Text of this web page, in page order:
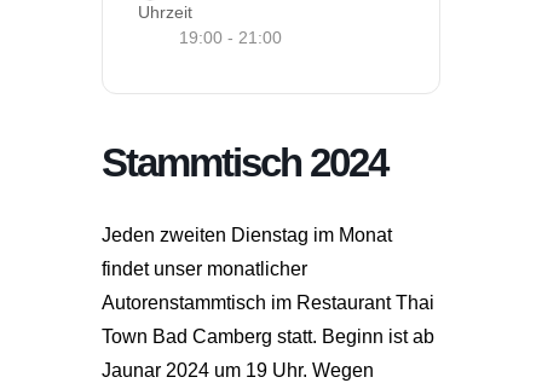
Uhrzeit
19:00 - 21:00
Stammtisch 2024
Jeden zweiten Dienstag im Monat
findet unser monatlicher
Autorenstammtisch im Restaurant Thai
Town Bad Camberg statt. Beginn ist ab
Jaunar 2024 um 19 Uhr. Wegen